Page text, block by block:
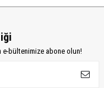
e-bültenimize abone olun!